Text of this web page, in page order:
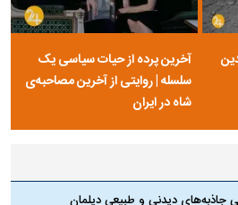
آخرین پرده از حیات سیاسی یک
سلسله | روایتی از آخرین مصاحبه‌ی
شاه در ایران
جاذبه‌های دیدنی و طبیعی دیلمان